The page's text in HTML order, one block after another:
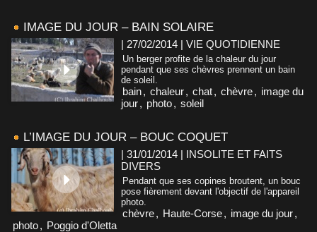
IMAGE DU JOUR – BAIN SOLAIRE
| 27/02/2014 | VIE QUOTIDIENNE
Un berger profite de la chaleur du jour
pendant que ses chèvres prennent un bain
de soleil.
bain, chaleur, chat, chèvre, image du
jour, photo, soleil
L’IMAGE DU JOUR – BOUC COQUET
| 31/01/2014 | INSOLITE ET FAITS
DIVERS
Pendant que ses copines broutent, un bouc
pose fièrement devant l'objectif de l'appareil
photo.
chèvre, Haute-Corse, image du jour,
photo, Poggio d'Oletta